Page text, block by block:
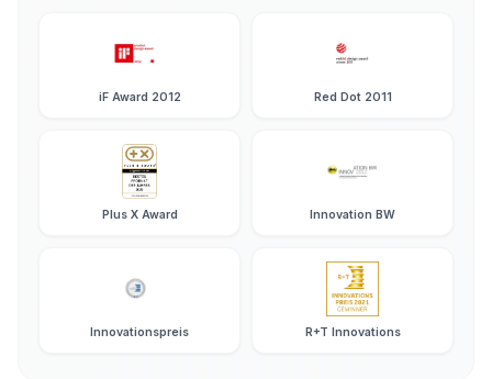
iF Award 2012 Red Dot 2011
Plus X Award Innovation BW
Innovationspreis R+T Innovations